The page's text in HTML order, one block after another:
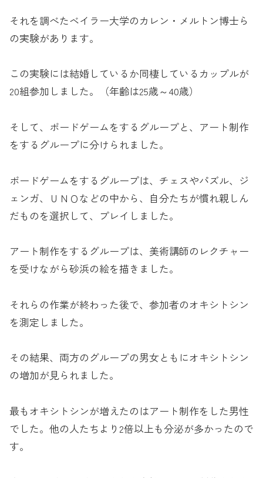
それを調べたベイラー大学のカレン・メルトン博士ら
の実験があります。
この実験には結婚しているか同棲しているカップルが
20組参加しました。（年齢は25歳～40歳）
そして、ボードゲームをするグループと、アート制作
をするグループに分けられました。
ボードゲームをするグループは、チェスやパズル、ジ
ェンガ、ＵＮＯなどの中から、自分たちが慣れ親しん
だものを選択して、プレイしました。
アート制作をするグループは、美術講師のレクチャー
を受けながら砂浜の絵を描きました。
それらの作業が終わった後で、参加者のオキシトシン
を測定しました。
その結果、両方のグループの男女ともにオキシトシン
の増加が見られました。
最もオキシトシンが増えたのはアート制作をした男性
でした。他の人たちより2倍以上も分泌が多かったので
す。